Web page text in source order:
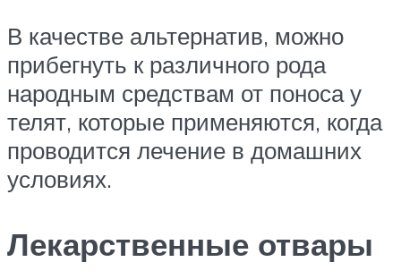
В качестве альтернатив, можно
прибегнуть к различного рода
народным средствам от поноса у
телят, которые применяются, когда
проводится лечение в домашних
условиях.
Лекарственные отвары